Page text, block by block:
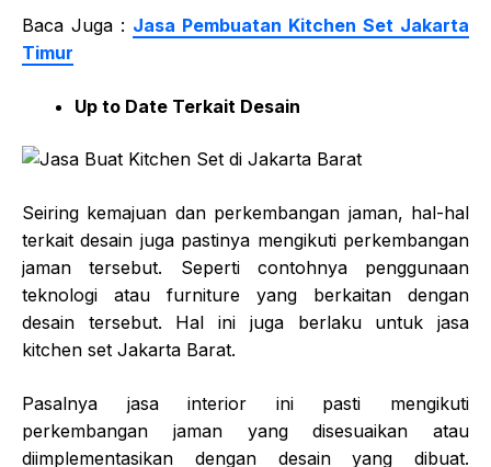
Baca Juga : Jasa Pembuatan Kitchen Set Jakarta
Timur
Up to Date Terkait Desain
Seiring kemajuan dan perkembangan jaman, hal-hal
terkait desain juga pastinya mengikuti perkembangan
jaman tersebut. Seperti contohnya penggunaan
teknologi atau furniture yang berkaitan dengan
desain tersebut. Hal ini juga berlaku untuk jasa
kitchen set Jakarta Barat.
Pasalnya jasa interior ini pasti mengikuti
perkembangan jaman yang disesuaikan atau
diimplementasikan dengan desain yang dibuat.